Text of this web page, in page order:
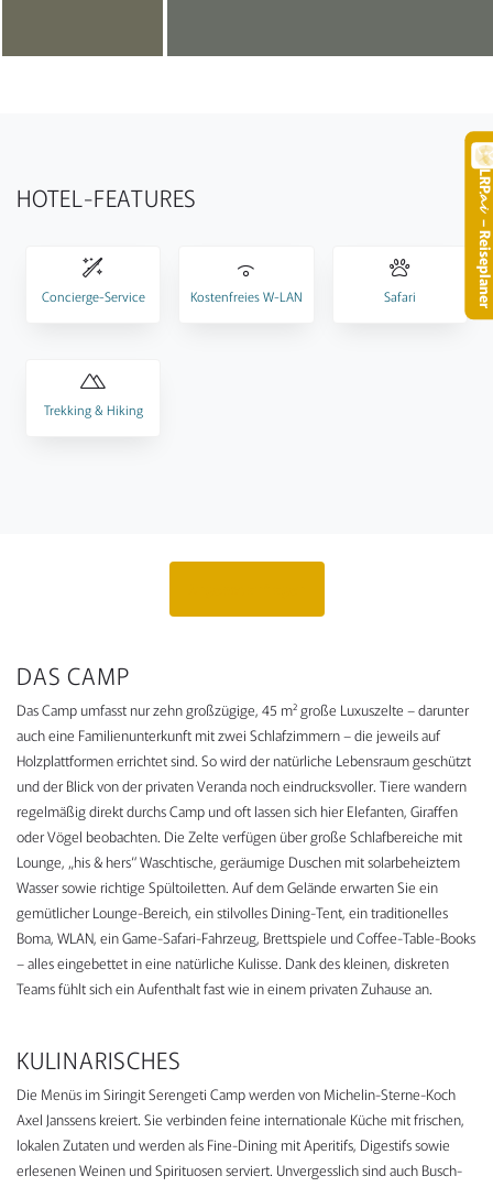
–
HOTEL-FEATURES
Concierge-Service Kostenfreies W-LAN Safari
Trekking & Hiking
DAS CAMP
Das Camp umfasst nur zehn großzügige, 45 m² große Luxuszelte – darunter
auch eine Familienunterkunft mit zwei Schlafzimmern – die jeweils auf
Holzplattformen errichtet sind. So wird der natürliche Lebensraum geschützt
und der Blick von der privaten Veranda noch eindrucksvoller. Tiere wandern
regelmäßig direkt durchs Camp und oft lassen sich hier Elefanten, Giraffen
oder Vögel beobachten. Die Zelte verfügen über große Schlafbereiche mit
Lounge, „his & hers“ Waschtische, geräumige Duschen mit solarbeheiztem
Wasser sowie richtige Spültoiletten. Auf dem Gelände erwarten Sie ein
gemütlicher Lounge-Bereich, ein stilvolles Dining-Tent, ein traditionelles
Boma, WLAN, ein Game-Safari-Fahrzeug, Brettspiele und Coffee-Table-Books
– alles eingebettet in eine natürliche Kulisse. Dank des kleinen, diskreten
Teams fühlt sich ein Aufenthalt fast wie in einem privaten Zuhause an.
KULINARISCHES
Die Menüs im Siringit Serengeti Camp werden von Michelin-Sterne-Koch
Axel Janssens kreiert. Sie verbinden feine internationale Küche mit frischen,
lokalen Zutaten und werden als Fine-Dining mit Aperitifs, Digestifs sowie
erlesenen Weinen und Spirituosen serviert. Unvergesslich sind auch Busch-